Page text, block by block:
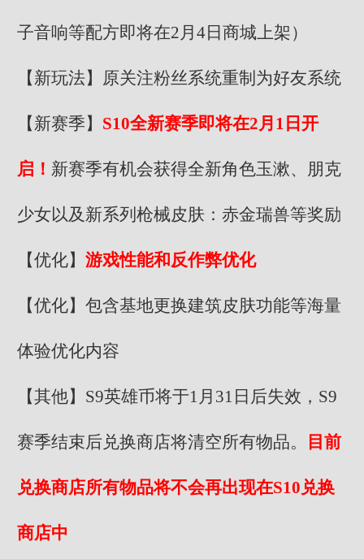
子音响等配方即将在2月4日商城上架）
【新玩法】原关注粉丝系统重制为好友系统
【新赛季】 S10全新赛季即将在2月1日开
启！ 新赛季有机会获得全新角色玉漱、朋克
少女以及新系列枪械皮肤：赤金瑞兽等奖励
【优化】 游戏性能和反作弊优化
【优化】包含基地更换建筑皮肤功能等海量
体验优化内容
【其他】S9英雄币将于1月31日后失效，S9
赛季结束后兑换商店将清空所有物品。 目前
兑换商店所有物品将不会再出现在S10兑换
商店中